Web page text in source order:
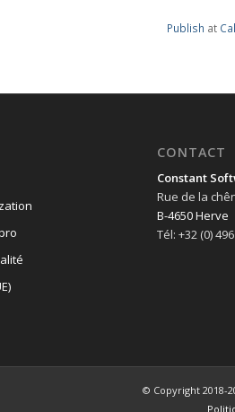
Publish at
CONTACT
Constant
Rue de la
B-4650 Herve
Tél: +32 (0)
© Copyright 2018-